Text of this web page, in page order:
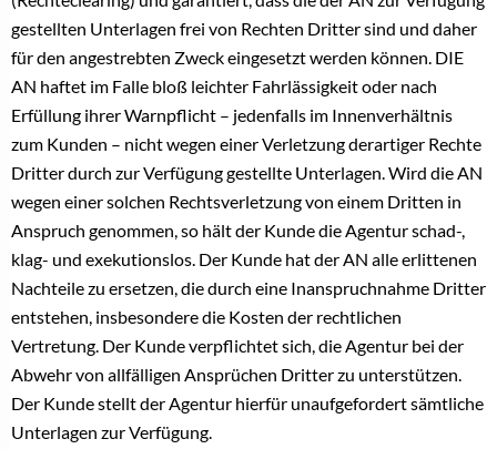
gestellten Unterlagen frei von Rechten Dritter sind und daher
für den angestrebten Zweck eingesetzt werden können. DIE
AN haftet im Falle bloß leichter Fahrlässigkeit oder nach
Erfüllung ihrer Warnpflicht – jedenfalls im Innenverhältnis
zum Kunden – nicht wegen einer Verletzung derartiger Rechte
Dritter durch zur Verfügung gestellte Unterlagen. Wird die AN
wegen einer solchen Rechtsverletzung von einem Dritten in
Anspruch genommen, so hält der Kunde die Agentur schad-,
klag- und exekutionslos. Der Kunde hat der AN alle erlittenen
Nachteile zu ersetzen, die durch eine Inanspruchnahme Dritter
entstehen, insbesondere die Kosten der rechtlichen
Vertretung. Der Kunde verpflichtet sich, die Agentur bei der
Abwehr von allfälligen Ansprüchen Dritter zu unterstützen.
Der Kunde stellt der Agentur hierfür unaufgefordert sämtliche
Unterlagen zur Verfügung.